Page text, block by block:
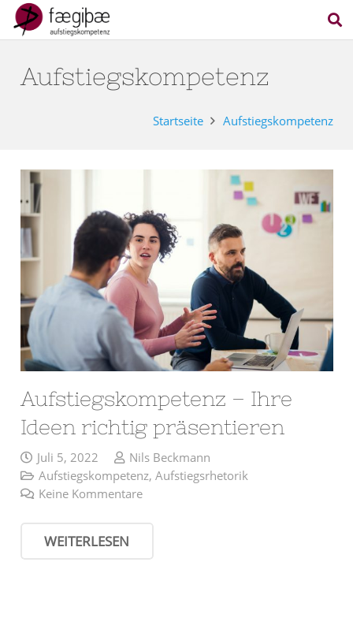
Aufstiegskompetenz
Startseite Aufstiegskompetenz
Aufstiegskompetenz – Ihre
Ideen richtig präsentieren
Juli 5, 2022
Nils Beckmann
Aufstiegskompetenz, Aufstiegsrhetorik
Keine Kommentare
WEITERLESEN